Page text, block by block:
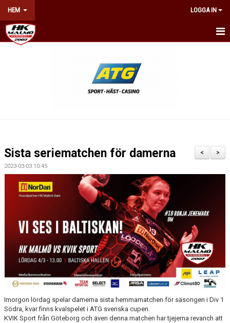
HEM LOGGA IN
KALENDER
NÄTVERKET
TRÄNINGSSCHEMA
VILL DU BLI PARTNER I HK MALMÖ
>
<
Sista seriematchen för damerna
2023-03-03 10:45
Imorgon lördag spelar damerna sista hemmamatchen för säsongen i Div 1
Södra, kvar finns kvalspelet i ATG svenska cupen.
KVIK Sport från Göteborg och även denna matchen har tjejerna revanch att